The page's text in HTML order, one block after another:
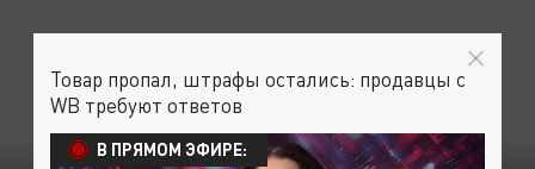
Товар пропал, штрафы остались: продавцы с
WB требуют ответов
В ПРЯМОМ ЭФИРЕ: